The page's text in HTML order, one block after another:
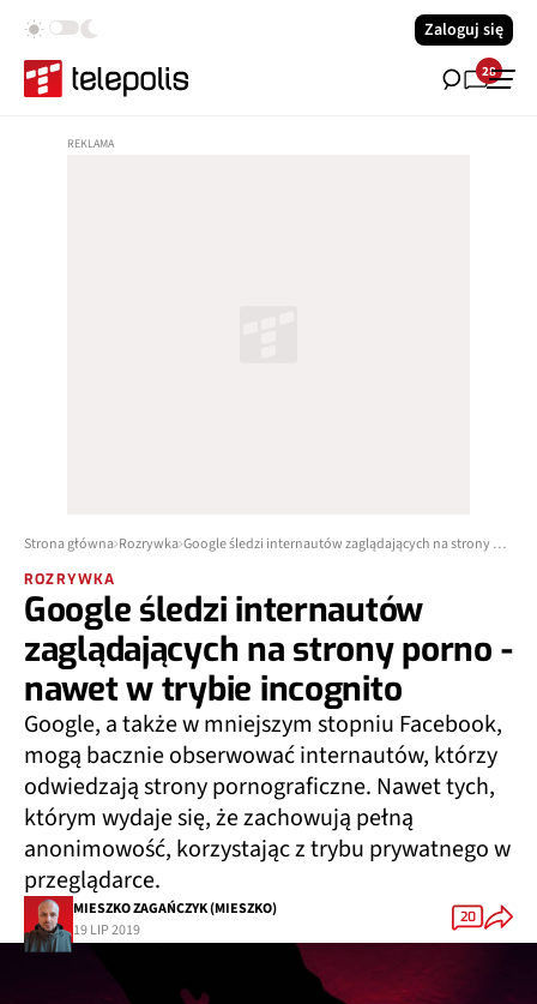
Zaloguj się
28
Strona główna Rozrywka Google śledzi internautów zaglądających na strony porno - nawet w trybie incognito
ROZRYWKA
Google śledzi internautów
zaglądających na strony porno -
nawet w trybie incognito
Google, a także w mniejszym stopniu Facebook,
mogą bacznie obserwować internautów, którzy
odwiedzają strony pornograficzne. Nawet tych,
którym wydaje się, że zachowują pełną
anonimowość, korzystając z trybu prywatnego w
przeglądarce.
MIESZKO ZAGAŃCZYK (MIESZKO)
19 LIP 2019
20